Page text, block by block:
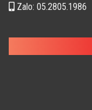
Zalo: 05.2805.1986